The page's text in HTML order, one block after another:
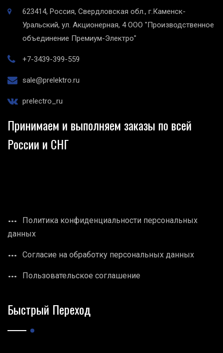
623414, Россия, Свердловская обл., г.Каменск-
Уральский, ул. Акционерная, 4 ООО "Производственное
объединение Премиум-Электро"
+7-3439-399-559
sale@prelektro.ru
prelectro_ru
Принимаем и выполняем заказы по всей
России и СНГ
Политика конфиденциальности персональных
данных
Согласие на обработку персональных данных
Пользовательское соглашение
Быстрый Переход